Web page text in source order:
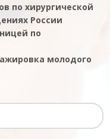
по хирургической
России
по
молодого